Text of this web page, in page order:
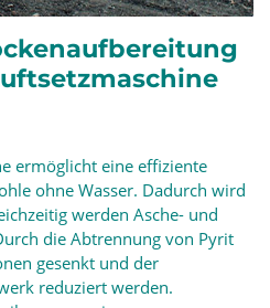
ermöglicht eine effiziente
ohne Wasser. Dadurch wird
werden Asche- und
die Abtrennung von Pyrit
gesenkt und der
reduziert werden.